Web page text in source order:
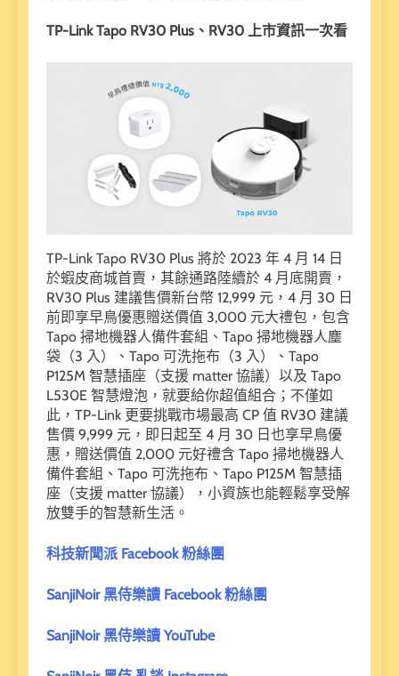
TP-Link Tapo RV30 Plus 、RV30 上市資訊一次看
TP-Link Tapo RV30 Plus 將於 2023 年 4 月 14 日
於蝦皮商城首賣，其餘通路陸續於 4 月底開賣，
RV30 Plus 建議售價新台幣 12,999 元，4 月 30 日
前即享早鳥優惠贈送價值 3,000 元大禮包，包含
Tapo 掃地機器人備件套組、Tapo 掃地機器人塵
袋（3 入）、Tapo 可洗拖布（3 入）、Tapo
P125M 智慧插座（支援 matter 協議）以及 Tapo
L530E 智慧燈泡，就要給你超值組合；不僅如
此，TP-Link 更要挑戰市場最高 CP 值 RV30 建議
售價 9,999 元，即日起至 4 月 30 日也享早鳥優
惠，贈送價值 2,000 元好禮含 Tapo 掃地機器人
備件套組、Tapo 可洗拖布、Tapo P125M 智慧插
座（支援 matter 協議），小資族也能輕鬆享受解
放雙手的智慧新生活。
科技新聞派 Facebook 粉絲團
SanjiNoir 黑侍樂讀 Facebook 粉絲團
SanjiNoir 黑侍樂讀 YouTube